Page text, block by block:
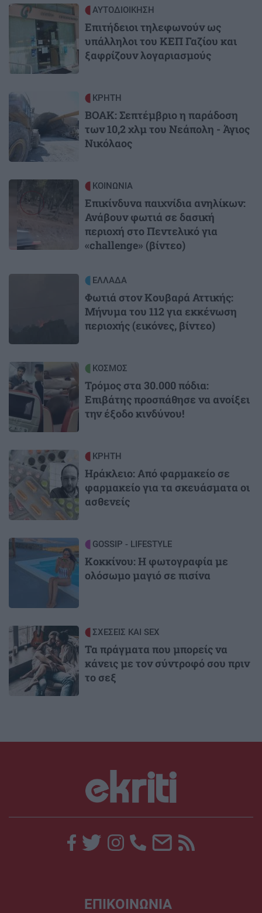
Image ΑΥΤΟΔΙΟΙΚΗΣΗ
Επιτήδειοι τηλεφωνούν ως
υπάλληλοι του ΚΕΠ Γαζίου και
ξαφρίζουν λογαριασμούς
Image ΚΡΗΤΗ
ΒΟΑΚ: Σεπτέμβριο η παράδοση
των 10,2 χλμ του Νεάπολη - Άγιος
Νικόλαος
ΚΟΙΝΩΝΙΑ
Επικίνδυνα παιχνίδια ανηλίκων:
Ανάβουν φωτιά σε δασική
περιοχή στο Πεντελικό για
«challenge» (βίντεο)
ΕΛΛΑΔΑ
Φωτιά στον Κουβαρά Αττικής:
Μήνυμα του 112 για εκκένωση
περιοχής (εικόνες, βίντεο)
Image ΚΟΣΜΟΣ
Τρόμος στα 30.000 πόδια:
Επιβάτης προσπάθησε να ανοίξει
την έξοδο κινδύνου!
Image ΚΡΗΤΗ
Ηράκλειο: Από φαρμακείο σε
φαρμακείο για τα σκευάσματα οι
ασθενείς
Image GOSSIP - LIFESTYLE
Κοκκίνου: Η φωτογραφία με
ολόσωμο μαγιό σε πισίνα
Image ΣΧΕΣΕΙΣ ΚΑΙ SEX
Τα πράγματα που μπορείς να
κάνεις με τον σύντροφό σου πριν
το σεξ
ΕΠΙΚΟΙΝΩΝΙΑ